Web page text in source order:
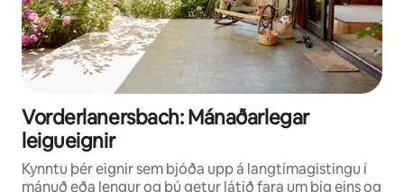
Vorderlanersbach: Mánaðarlegar
leigueignir
Kynntu þér eignir sem bjóða upp á langtímagistingu í
mánuð eða lengur og þú getur látið fara um þig eins og